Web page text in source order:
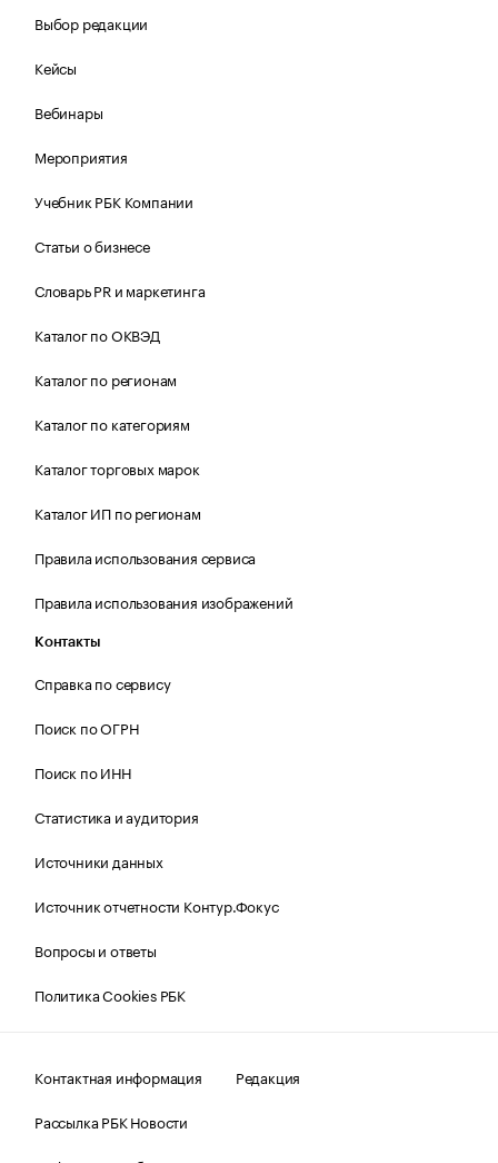
Выбор редакции
Кейсы
Вебинары
Мероприятия
Учебник РБК Компании
Статьи о бизнесе
Словарь PR и маркетинга
Каталог по ОКВЭД
Каталог по регионам
Каталог по категориям
Каталог торговых марок
Каталог ИП по регионам
Правила использования сервиса
Правила использования изображений
Контакты
Справка по сервису
Поиск по ОГРН
Поиск по ИНН
Статистика и аудитория
Источники данных
Источник отчетности Контур.Фокус
Вопросы и ответы
Политика Cookies РБК
Контактная информация
Редакция
Рассылка РБК Новости